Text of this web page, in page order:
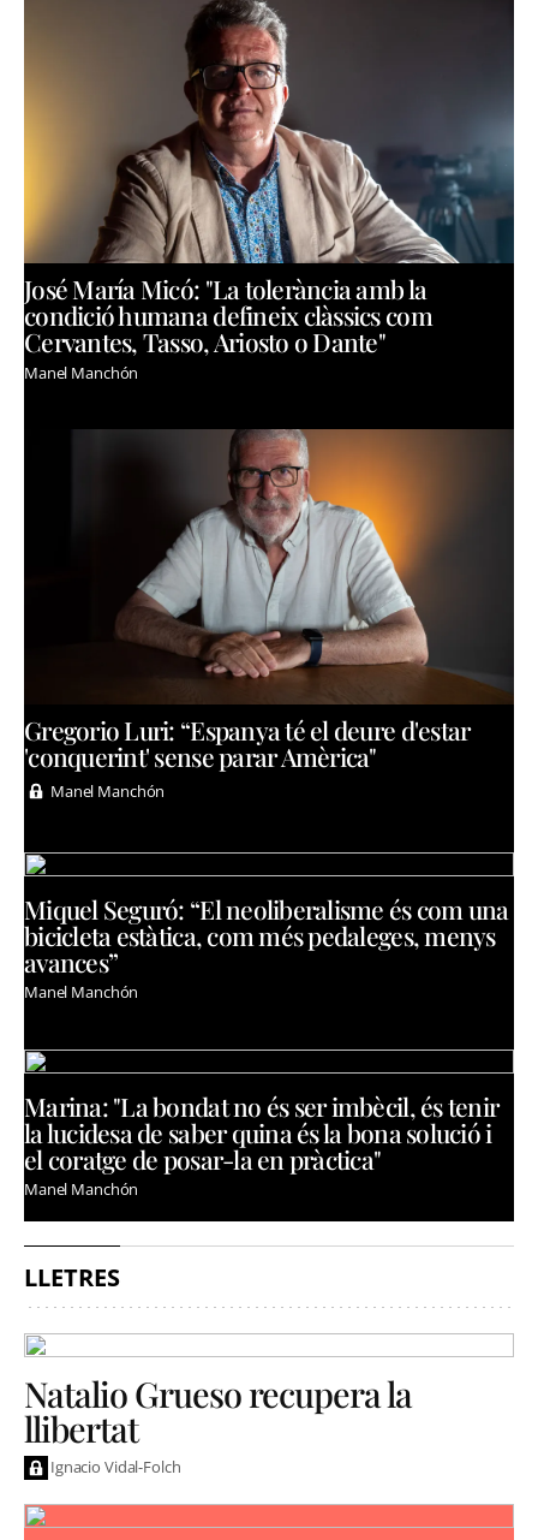
José María Micó: "La tolerància amb la
condició humana defineix clàssics com
Cervantes, Tasso, Ariosto o Dante"
Manel Manchón
Gregorio Luri: “Espanya té el deure d'estar
'conquerint' sense parar Amèrica"
Manel Manchón
Miquel Seguró: “El neoliberalisme és com una
bicicleta estàtica, com més pedaleges, menys
avances”
Manel Manchón
Marina: "La bondat no és ser imbècil, és tenir
la lucidesa de saber quina és la bona solució i
el coratge de posar-la en pràctica"
Manel Manchón
LLETRES
Natalio Grueso recupera la
llibertat
Ignacio Vidal-Folch